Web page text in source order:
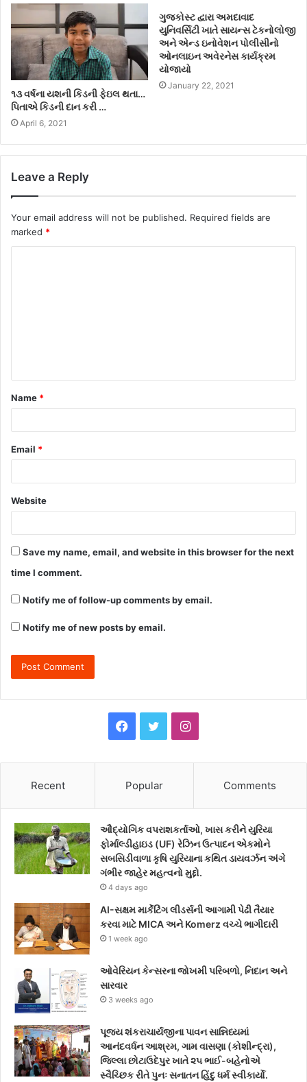
૧૩ વર્ષના યશની કિડની ફેઇલ થતા…
પિતાએ કિડની દાન કરી …
April 6, 2021
ગુજકોસ્ટ દ્વારા અમદાવાદ
યુનિવર્સિટી ખાતે સાયન્સ ટેકનોલોજી
અને એન્ડ ઇનોવેશન પોલીસીનો
ઓનલાઇન અવેરનેસ કાર્યક્રમ
યોજાયો
January 22, 2021
Leave a Reply
Your email address will not be published. Required fields are
marked *
Name *
Email *
Website
Save my name, email, and website in this browser for the next
time I comment.
Notify me of follow-up comments by email.
Notify me of new posts by email.
c
e
b
o
o
k
i
t
t
e
I
t
a
g
a
Recent Popular Comments
ઔદ્યોગિક વપરાશકર્તાઓ, ખાસ કરીને યુરિયા
ફોર્માલ્ડીહાઇડ (UF) રેઝિન ઉત્પાદન એકમોને
સબસિડીવાળા કૃષિ યુરિયાના કથિત ડાયવર્ઝન અંગે
ગંભીર જાહેર મહત્વનો મુદ્દો.
4 days ago
AI-સક્ષમ માર્કેટિંગ લીડર્સની આગામી પેઢી તૈયાર
કરવા માટે MICA અને Komerz વચ્ચે ભાગીદારી
1 week ago
ઓવેરિયન કેન્સરના જોખમી પરિબળો, નિદાન અને
સારવાર
3 weeks ago
પૂજ્ય શંકરાચાર્યજીના પાવન સાન્નિધ્યમાં
આનંદવર્ધન આશ્રમ, ગામ વાસણા (કોશીન્દ્રા),
જિલ્લા છોટાઉદેપુર ખાતે ૨૫ ભાઈ-બહેનોએ
સ્વૈચ્છિક રીતે પુનઃ સનાતન હિંદુ ધર્મ સ્વીકાર્યો.